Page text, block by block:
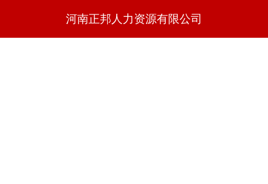
河南正邦人力资源有限公司